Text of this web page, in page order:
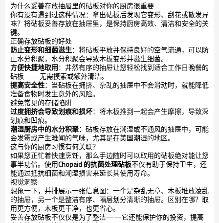
为什么妥善存放抽屉里的砧板对你的厨房很重要
你有没有遇到过这种情况：拿出砧板后发现它变形、刮花或散发异
味？将砧板妥善存放在抽屉里，是保持厨房高效、清洁和安全的关
键。
正确存放砧板的好处
防止变形和细菌滋生：将砧板平放并保持良好的空气流通，可以防
止水分积聚，水分积聚会导致木板变形并滋生细菌。
方便快捷地取用：井然有序的抽屉让您轻松找到适合工作日晚餐的
砧板——无需摸索或额外清洁。
提高安全性：当砧板在拥挤、杂乱的抽屉中不会滑动时，就能降低
准备食物时发生意外的风险。
避免常见的存储陷阱
过度拥挤会导致划痕和损坏：将木板推到一起会产生摩擦，导致深
划痕和凹痕。
潮湿厨房中的水分积聚：砧板存放在潮湿或不通风的抽屉中，可能
会发霉或产生难闻的气味，尤其是在美国潮湿的地区。
这与你的厨房习惯有何关联？
如果您正忙着快速烹饪，那么手边随时可以取用的砧板绝对能让您
事半功倍。使用Chopaid 的抗菌处理砧板不仅有助于保持卫生，还
能通过抵抗细菌和潮湿损害来延长其使用寿命。
视觉洞察
想象一下，并排展示一张信息图：一个是杂乱无章、木板堆放凌乱
的抽屉，另一个是整洁有序、隔层划分清晰的抽屉。区别在哪？取
用更方便，木板更干净，也更省心。
妥善存放砧板不仅仅是为了整洁——它还能保护你的投资，提高